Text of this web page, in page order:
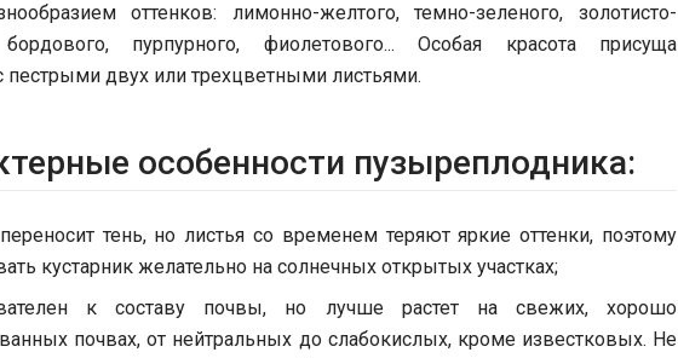
оттенков: лимонно-желтого, темно-зеленого, золотисто-
бордового, пурпурного, фиолетового... Особая красота присуща
пестрыми двух или трехцветными листьями.
особенности пузыреплодника:
тень, но листья со временем теряют яркие оттенки, поэтому
кустарник желательно на солнечных открытых участках;
к составу почвы, но лучше растет на свежих, хорошо
почвах, от нейтральных до слабокислых, кроме известковых. Не